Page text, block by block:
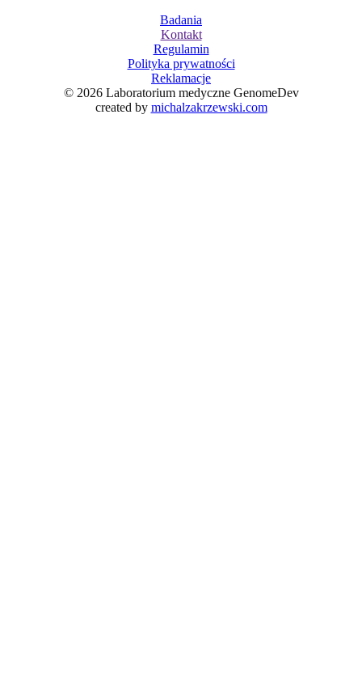
Badania
Kontakt
Regulamin
Polityka prywatności
Reklamacje
© 2026 Laboratorium medyczne GenomeDev
created by michalzakrzewski.com